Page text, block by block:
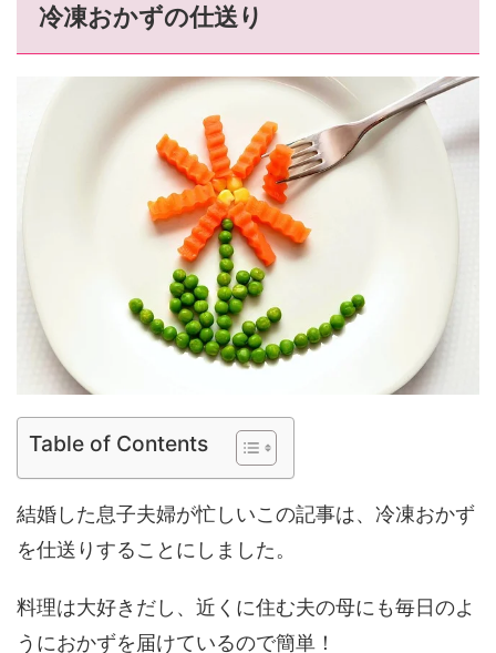
冷凍おかずの仕送り
Table of Contents
結婚した息子夫婦が忙しいこの記事は、冷凍おかず
を仕送りすることにしました。
料理は大好きだし、近くに住む夫の母にも毎日のよ
うにおかずを届けているので簡単！